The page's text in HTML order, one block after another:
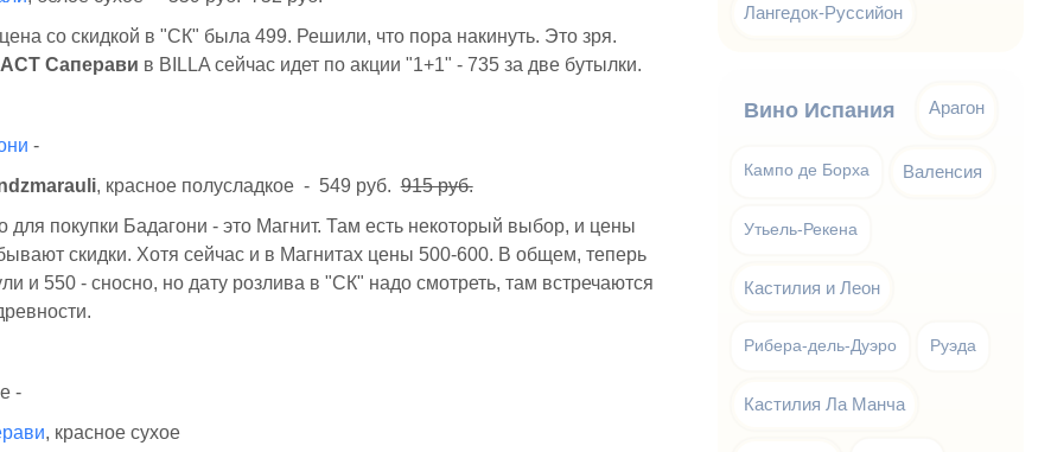
со скидкой в "СК" была 499. Решили, что пора накинуть. Это зря.
АСТ Саперави в BILLA сейчас идет по акции "1+1" - 735 за две бутылки.
-
, красное полусладкое - 549 руб.915 руб.
для покупки Бадагони - это Магнит. Там есть некоторый выбор, и цены
скидки. Хотя сейчас и в Магнитах цены 500-600. В общем, теперь
и 550 - сносно, но дату розлива в "СК" надо смотреть, там встречаются
-
, красное сухое
Лангедок-Руссийон
Вино Испания Арагон
Кампо де Борха Валенсия
Утьель-Рекена
Кастилия и Леон
Рибера-дель-Дуэро Руэда
Кастилия Ла Манча